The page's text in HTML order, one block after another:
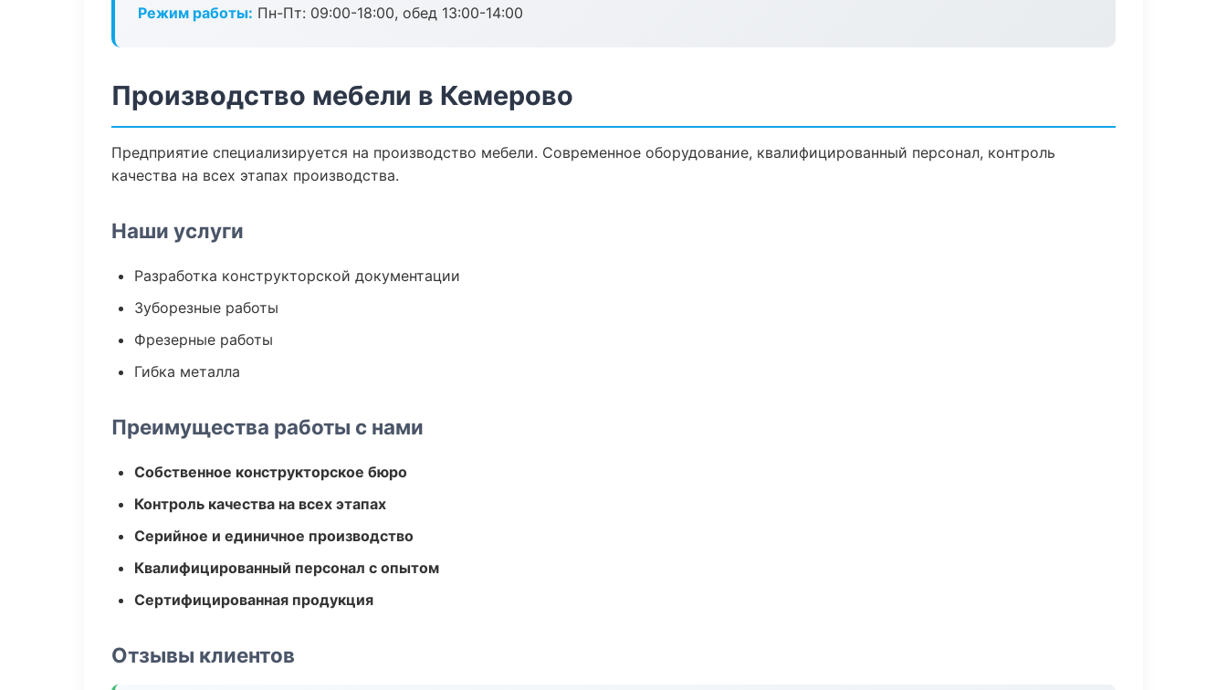
Режим работы: Пн-Пт: 09:00-18:00, обед 13:00-14:00
Производство мебели в Кемерово
Предприятие специализируется на производство мебели. Современное оборудование, квалифицированный персонал, контроль
качества на всех этапах производства.
Наши услуги
Разработка конструкторской документации
Зуборезные работы
Фрезерные работы
Гибка металла
Преимущества работы с нами
Собственное конструкторское бюро
Контроль качества на всех этапах
Серийное и единичное производство
Квалифицированный персонал с опытом
Сертифицированная продукция
Отзывы клиентов